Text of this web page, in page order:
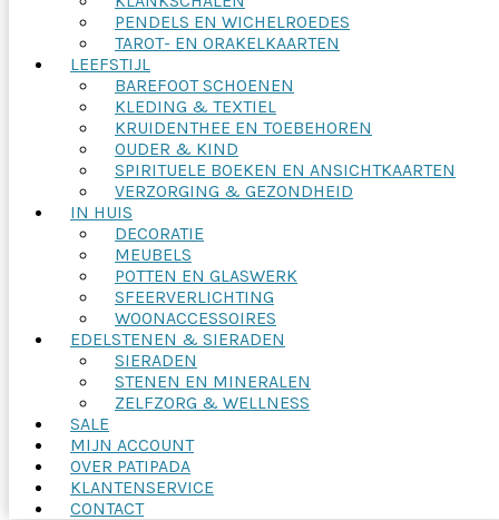
PENDELS EN WICHELROEDES
TAROT- EN ORAKELKAARTEN
LEEFSTIJL
BAREFOOT SCHOENEN
KLEDING & TEXTIEL
KRUIDENTHEE EN TOEBEHOREN
OUDER & KIND
SPIRITUELE BOEKEN EN ANSICHTKAARTEN
VERZORGING & GEZONDHEID
IN HUIS
DECORATIE
MEUBELS
POTTEN EN GLASWERK
SFEERVERLICHTING
WOONACCESSOIRES
EDELSTENEN & SIERADEN
SIERADEN
STENEN EN MINERALEN
ZELFZORG & WELLNESS
SALE
MIJN ACCOUNT
OVER PATIPADA
KLANTENSERVICE
CONTACT